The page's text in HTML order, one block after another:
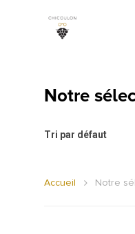
Notre
Tri par défaut
Accueil Notre